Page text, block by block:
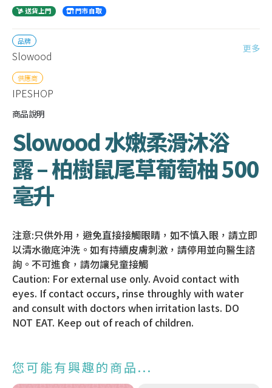
送貨上門 門市自取
品牌
Slowood
更多
供應商
IPESHOP
商品說明
Slowood 水嫩柔滑沐浴
露 – 柏樹鼠尾草葡萄柚 500
毫升
注意:只供外用，避免直接接觸眼睛，如不慎入眼，請立即
以清水徹底沖洗。如有持續皮膚刺激，請停用並向醫生諮
詢。不可進食，請勿讓兒童接觸
Caution: For external use only. Avoid contact with
eyes. If contact occurs, rinse throughly with water
and consult with doctors when irritation lasts. DO
NOT EAT. Keep out of reach of children.
您可能有興趣的商品...